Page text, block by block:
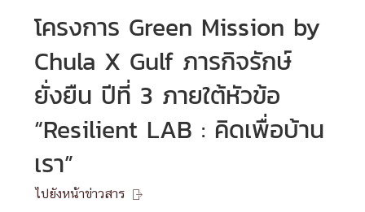
โครงการ Green Mission by
Chula X Gulf ภารกิจรักษ์
ยั่งยืน ปีที่ 3 ภายใต้หัวข้อ
“Resilient LAB : คิดเพื่อบ้าน
เรา”
ไปยังหน้าข่าวสาร 